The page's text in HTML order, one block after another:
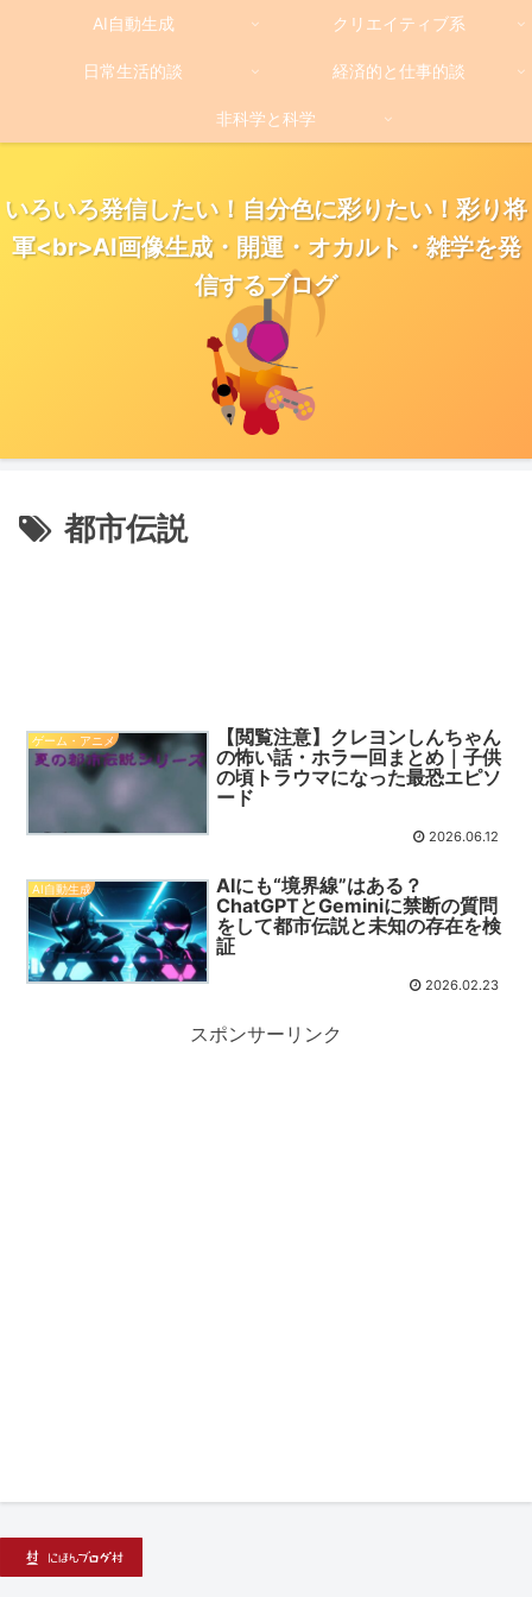
いろいろ発信したい！自分色に彩りたい！彩り将
軍<br>AI画像生成・開運・オカルト・雑学を発
信するブログ
AI自動生成 クリエイティブ系
日常生活的談 経済的と仕事的談
非科学と科学
都市伝説
ゲーム・アニメ
【閲覧注意】クレヨンしんちゃん
の怖い話・ホラー回まとめ｜子供
の頃トラウマになった最恐エピソ
ード
2026.06.12
AI自動生成
AIにも“境界線”はある？
ChatGPTとGeminiに禁断の質問
をして都市伝説と未知の存在を検
証
2026.02.23
スポンサーリンク